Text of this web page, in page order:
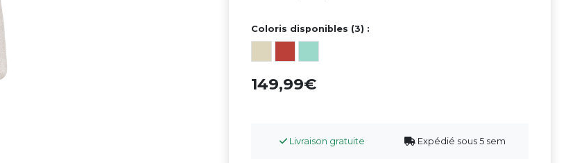
Coloris disponibles (3) :
149,99
Livraison gratuite Expédié sous 5 sem